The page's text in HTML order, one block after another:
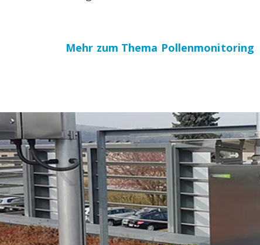
Mehr zum Thema Pollenmonitoring